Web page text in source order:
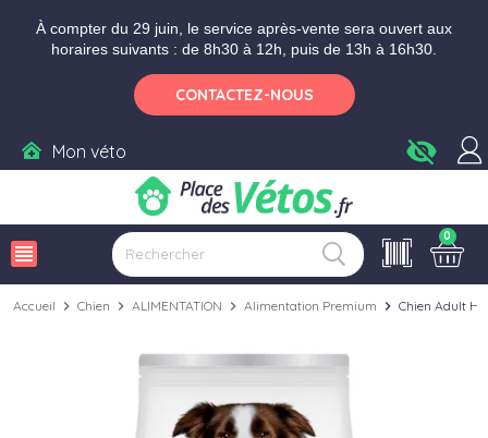
À compter du 29 juin, le service après-vente sera ouvert aux
horaires suivants : de 8h30 à 12h, puis de 13h à 16h30.
CONTACTEZ-NOUS
Mon véto visibility_off
view_headline
0
Accueil chevron_right Chien chevron_right ALIMENTATION chevron_right Alimentation Premium chevron_right Chien Adult